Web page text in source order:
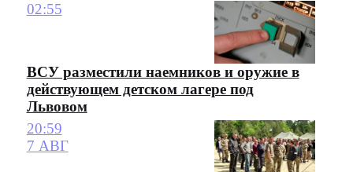
02:55
ВСУ разместили наемников и оружие в
действующем детском лагере под
Львовом
20:59
7 АВГ